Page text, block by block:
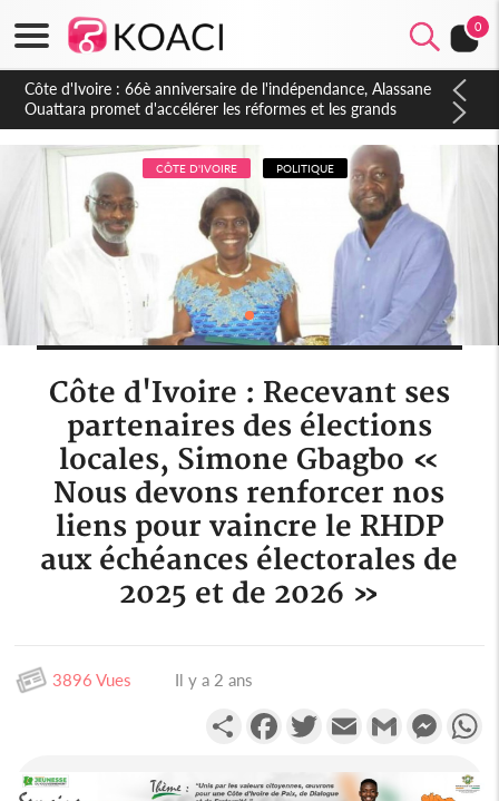
0
Côte d'Ivoire : À Abidjan, Amadou Oury Bah admire le modèle
ivoirien et veut s'en inspirer pour accélérer le développement
de la Guinée
CÔTE D'IVOIRE POLITIQUE
Côte d'Ivoire : Recevant ses
partenaires des élections
locales, Simone Gbagbo «
Nous devons renforcer nos
liens pour vaincre le RHDP
aux échéances électorales de
2025 et de 2026 »
3896 Vues Il y a 2 ans
PartagerFacebookTwitterEmail Gmail